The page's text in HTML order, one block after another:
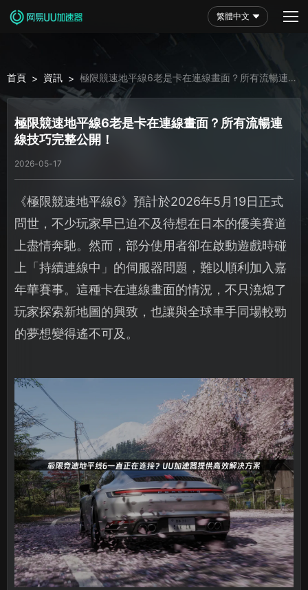
繁體中文
首頁 > 資訊 > 極限競速地平線6老是卡在連線畫面？所有流暢連
線技巧完整公開！
極限競速地平線6老是卡在連線畫面？所有流暢連
線技巧完整公開！
2026-05-17
《極限競速地平線6》預計於2026年5月19日正式
問世，不少玩家早已迫不及待想在日本的優美賽道
上盡情奔馳。然而，部分使用者卻在啟動遊戲時碰
上「持續連線中」的伺服器問題，難以順利加入嘉
年華賽事。這種卡在連線畫面的情況，不只澆熄了
玩家探索新地圖的興致，也讓與全球車手同場較勁
的夢想變得遙不可及。